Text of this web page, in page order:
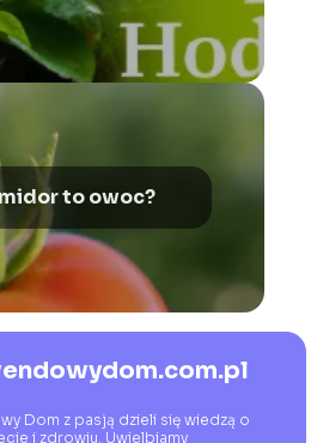
to owoc?
Dom z pasją dzieli się wiedzą o
i zdrowiu. Uwielbiamy